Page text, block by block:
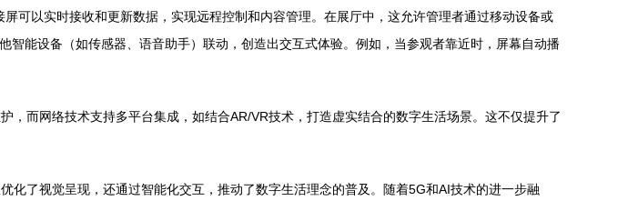
可以实时接收和更新数据，实现远程控制和内容管理。在展厅中，这允许管理者通过移动设备或
能设备（如传感器、语音助手）联动，创造出交互式体验。例如，当参观者靠近时，屏幕自动播
而网络技术支持多平台集成，如结合AR/VR技术，打造虚实结合的数字生活场景。这不仅提升了
了视觉呈现，还通过智能化交互，推动了数字生活理念的普及。随着5G和AI技术的进一步融